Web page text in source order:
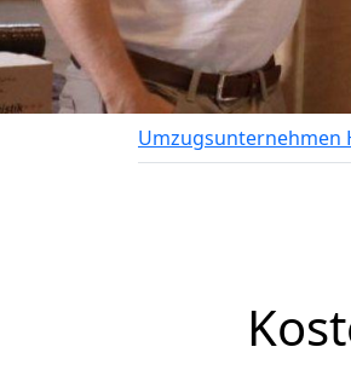
Umzugsunternehmen